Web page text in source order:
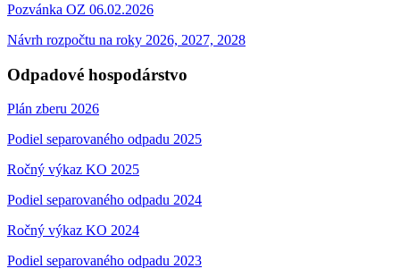
Pozvánka OZ 06.02.2026
Návrh rozpočtu na roky 2026, 2027, 2028
Odpadové hospodárstvo
Plán zberu 2026
Podiel separovaného odpadu 2025
Ročný výkaz KO 2025
Podiel separovaného odpadu 2024
Ročný výkaz KO 2024
Podiel separovaného odpadu 2023